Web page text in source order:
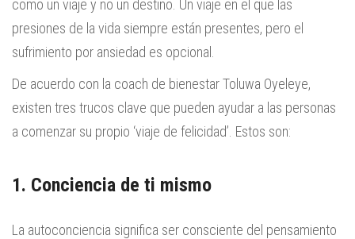
como un viaje y no un destino. Un viaje en el que las
presiones de la vida siempre están presentes, pero el
sufrimiento por ansiedad es opcional.
De acuerdo con la coach de bienestar Toluwa Oyeleye,
existen tres trucos clave que pueden ayudar a las personas
a comenzar su propio ‘viaje de felicidad’. Estos son:
1. Conciencia de ti mismo
La autoconciencia significa ser consciente del pensamiento